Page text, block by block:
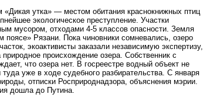
«Дикая утка» — местом обитания краснокнижных птиц
экологическое преступление. Участки
мусором, отходами 4-5 классов опасности. Земля
поясе» Рязани. Пока чиновники сомневались, озеро
экоактивисты заказали независимую экспертизу,
природное происхождение озера. Собственник с
что озера нет. В госреестре водный объект не
туда уже в ходе судебного разбирательства. С января
отписки Росприроднадзора, объяснения мэрии.
дошла до Путина.